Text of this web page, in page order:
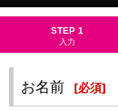
STEP 1
入力
お名前 [必須]